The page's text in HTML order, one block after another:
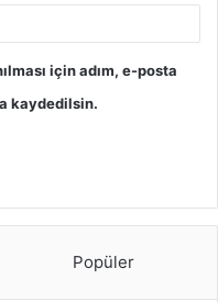
için adım, e-posta
kaydedilsin.
Popüler